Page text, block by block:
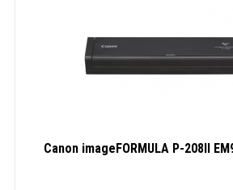
Canon imageFORMULA P-208II